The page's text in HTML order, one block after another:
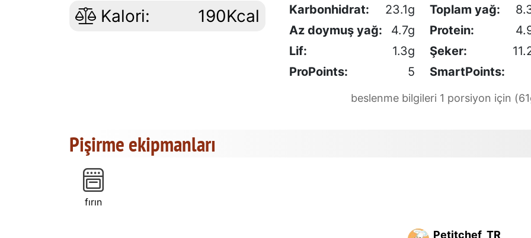
Kalori: 190Kcal Karbonhidrat: 23.1g Toplam yağ:
Az doymuş yağ:
4.7g Protein:
Lif:
1.3g Şeker:
ProPoints:
5 SmartPoints:
beslenme bilgileri 1 porsiyon için
Pişirme ekipmanları
fırın
Petitchef_TR